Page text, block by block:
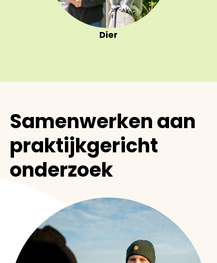
Dier
Samenwerken aan
praktijkgericht
onderzoek